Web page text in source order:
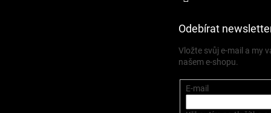
Odebírat
Vložte svůj e-mail a my
našem e-shopu.
E-mail